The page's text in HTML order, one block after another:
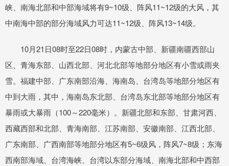
峡、南海北部和中部海域将有9~10级、阵风11~12级的大风，其
中南海中部的部分海域风力可达11~12级、阵风13~14级。
10月21日08时至22日08时，内蒙古中部、新疆南疆西部山
区、青海东部、山西北部、河北北部等地部分地区有小雪或雨夹
雪。福建中部、广东南部沿海、海南岛、台湾岛等地部分地区有
中到大雨，其中，海南岛东北部、台湾岛东北部等地部分地区有
暴雨或大暴雨（100～220毫米）。新疆北部和东部、甘肃河西、
西藏西部和北部、青海南部、江苏南部、安徽南部、江西北部、
广东南部、广西南部等地部分地区有5~6级风，阵风7~8级；东海
西南部海域、台湾海峡、台湾以东部分海域、南海北部和中西部